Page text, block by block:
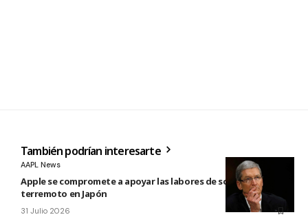
También podrían interesarte
AAPL News
Apple se compromete a apoyar las labores de socorro tras el
terremoto en Japón
31 Julio 2026